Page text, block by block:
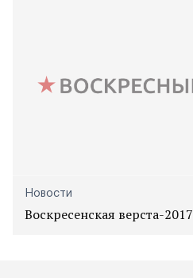
Новости
Воскресенская верста-2017